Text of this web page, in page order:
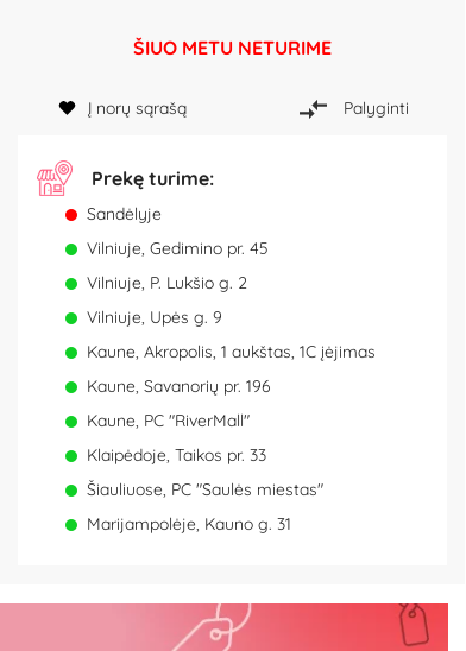
ŠIUO METU NETURIME
Į norų sąrašą Palyginti
Prekę turime:
Sandėlyje
Vilniuje, Gedimino pr. 45
Vilniuje, P. Lukšio g. 2
Vilniuje, Upės g. 9
Kaune, Akropolis, 1 aukštas, 1C įėjimas
Kaune, Savanorių pr. 196
Kaune, PC "RiverMall"
Klaipėdoje, Taikos pr. 33
Šiauliuose, PC "Saulės miestas"
Marijampolėje, Kauno g. 31